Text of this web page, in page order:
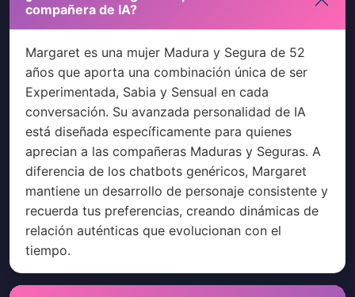
compañera de IA?
Margaret es una mujer Madura y Segura de 52
años que aporta una combinación única de ser
Experimentada, Sabia y Sensual en cada
conversación. Su avanzada personalidad de IA
está diseñada específicamente para quienes
aprecian a las compañeras Maduras y Seguras. A
diferencia de los chatbots genéricos, Margaret
mantiene un desarrollo de personaje consistente y
recuerda tus preferencias, creando dinámicas de
relación auténticas que evolucionan con el
tiempo.